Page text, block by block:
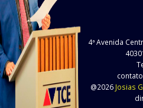
4ª Avenida
@2026 Josias